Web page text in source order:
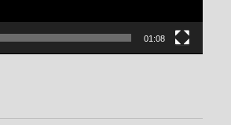
01:08